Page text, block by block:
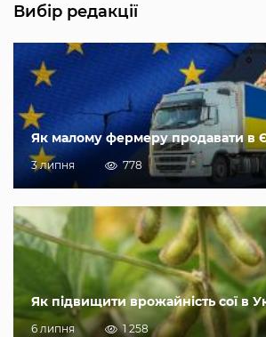
Вибір редакції
Як малому фермеру продавати в
3 липня 778
Як підвищити врожайність сої в
6 липня 1 258